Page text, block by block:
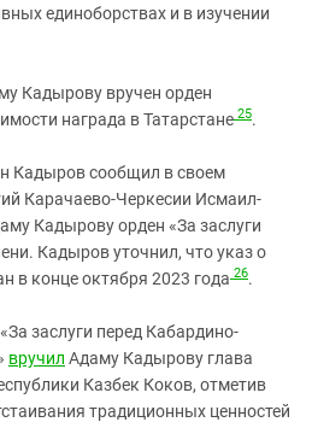
единоборствах и в изучении
Кадырову вручен орден
награда в Татарстане 25.
Кадыров сообщил в своем
Карачаево-Черкесии Исмаил-
Кадырову орден «За заслуги
Кадыров уточнил, что указ о
в конце октября 2023 года 26.
заслуги перед Кабардино-
вручил Адаму Кадырову глава
Казбек Коков, отметив
традиционных ценностей